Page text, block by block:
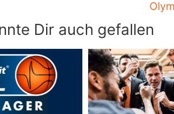
Dir auch gefallen